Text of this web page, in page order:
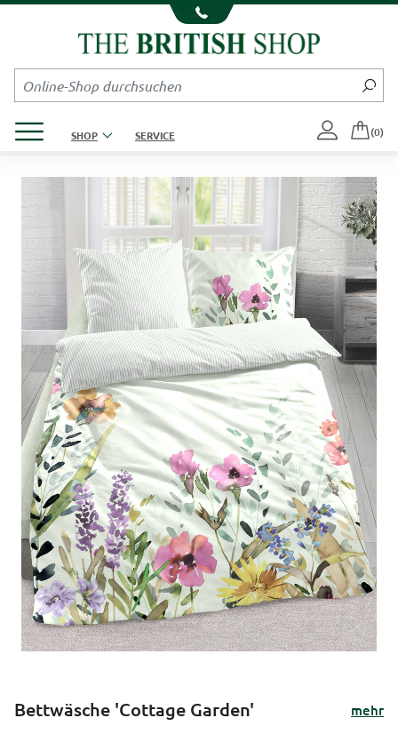
Kompletten Head der Seite überspringen
SHOP SERVICE (0)
Bettwäsche 'Cottage Garden'
mehr